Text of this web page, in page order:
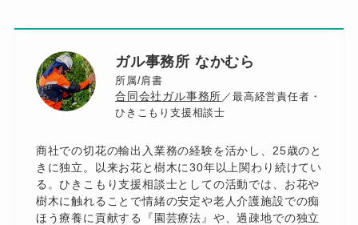
ガル事務所 なかむら
所属/肩書
合同会社ガル事務所 ／最高経営責任者・
ひきこもり支援相談士
商社での切花の輸出入業務の経験を活かし、25歳のと
きに独立。以来お花と樹木に30年以上関わり続けてい
る。ひきこもり支援相談士としての活動では、お花や
樹木に触れることで情緒の安定や老人介護施設での痴
ほう療養に貢献する『園芸療法』や、過疎地での独立